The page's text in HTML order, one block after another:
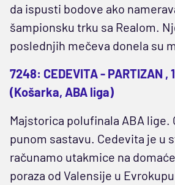
da ispusti bodove ako
šampionsku trku sa Realom.
poslednjih mečeva donela su
7248: CEDEVITA - PARTIZAN ,
(Košarka, ABA liga)
Majstorica polufinala ABA lige.
punom sastavu. Cedevita je u
računamo utakmice na
poraza od Valensije u